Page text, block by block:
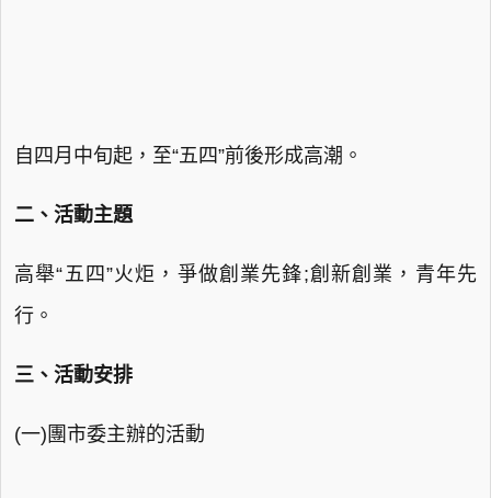
自四月中旬起，至“五四”前後形成高潮。
二、活動主題
高舉“五四”火炬，爭做創業先鋒;創新創業，青年先
行。
三、活動安排
(一)團市委主辦的活動